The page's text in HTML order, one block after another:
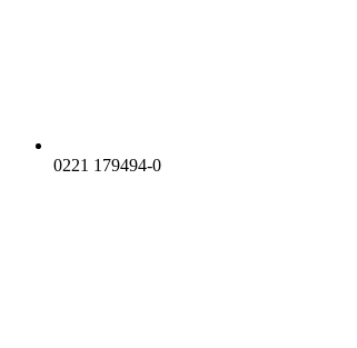
0221 179494-0